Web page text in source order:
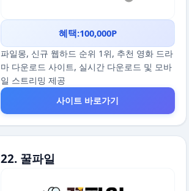
혜택:100,000P
파일몽, 신규 웹하드 순위 1위, 추천 영화 드라
마 다운로드 사이트, 실시간 다운로드 및 모바
일 스트리밍 제공
사이트 바로가기
22. 꿀파일